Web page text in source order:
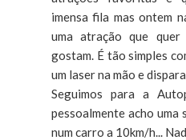
imensa fila mas ontem
uma atração que quer
gostam. É tão simples
um laser na mão e
Seguimos para a
pessoalmente acho uma
num carro a 10km/h...